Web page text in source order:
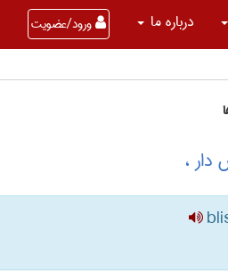
درباره ما ورود/عضویت
دار ،